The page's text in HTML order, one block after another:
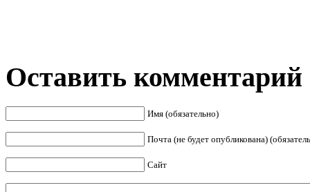
Оставить комментарий
Имя (обязательно)
Почта (не будет опубликована)
Сайт